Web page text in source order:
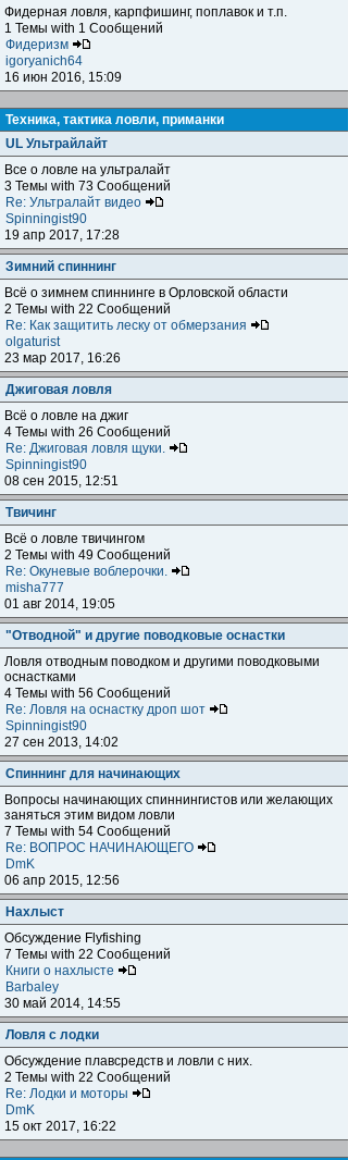
Фидерная ловля, карпфишинг, поплавок и т.п.
1 Темы with 1 Сообщений
Фидеризм
igoryanich64
16 июн 2016, 15:09
Техника, тактика ловли, приманки
UL Ультрайлайт
Все о ловле на ультралайт
3 Темы with 73 Сообщений
Re: Ультралайт видео
Spinningist90
19 апр 2017, 17:28
Зимний спиннинг
Всё о зимнем спиннинге в Орловской области
2 Темы with 22 Сообщений
Re: Как защитить леску от обмерзания
olgaturist
23 мар 2017, 16:26
Джиговая ловля
Всё о ловле на джиг
4 Темы with 26 Сообщений
Re: Джиговая ловля щуки.
Spinningist90
08 сен 2015, 12:51
Твичинг
Всё о ловле твичингом
2 Темы with 49 Сообщений
Re: Окуневые воблерочки.
misha777
01 авг 2014, 19:05
"Отводной" и другие поводковые оснастки
Ловля отводным поводком и другими поводковыми
оснастками
4 Темы with 56 Сообщений
Re: Ловля на оснастку дроп шот
Spinningist90
27 сен 2013, 14:02
Спиннинг для начинающих
Вопросы начинающих спиннингистов или желающих
заняться этим видом ловли
7 Темы with 54 Сообщений
Re: ВОПРОС НАЧИНАЮЩЕГО
DmK
06 апр 2015, 12:56
Нахлыст
Обсуждение Flyfishing
7 Темы with 22 Сообщений
Книги о нахлысте
Barbaley
30 май 2014, 14:55
Ловля с лодки
Обсуждение плавсредств и ловли с них.
2 Темы with 22 Сообщений
Re: Лодки и моторы
DmK
15 окт 2017, 16:22